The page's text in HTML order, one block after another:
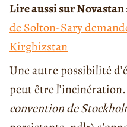
Lire aussi sur Novastan
de Solton-Sary
Kirghizstan
Une autre possibilité
peut être l’incinération.
convention de